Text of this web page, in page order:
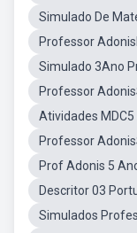
Simulado De
Professor
Simulado 3Ano
Professor
Atividades MDC5
Professor
Prof Adonis 5
Descritor 03
Simulados